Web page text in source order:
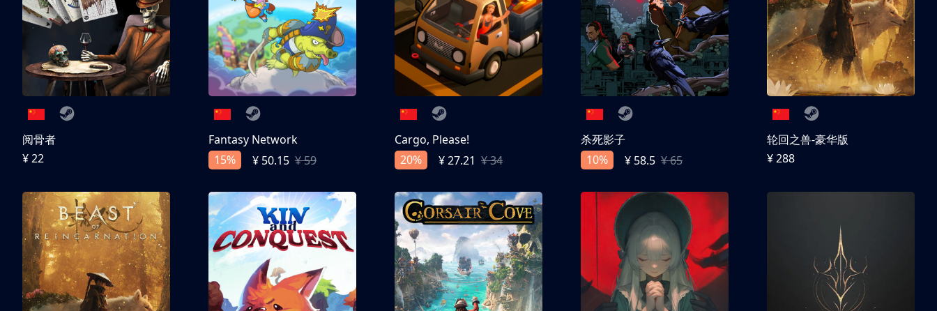
阅骨者
¥ 22
Fantasy Network
15%
¥ 50.15 ¥ 59
Cargo, Please!
20%
¥ 27.21 ¥ 34
杀死影子
10%
¥ 58.5 ¥ 65
轮回之兽-豪华版
¥ 288